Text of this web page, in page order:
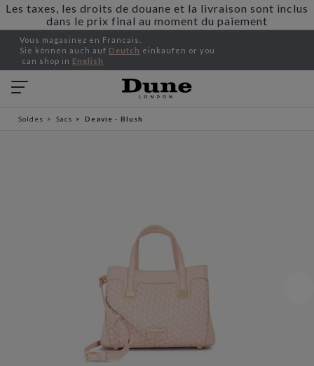
Les taxes, les droits de douane et la livraison sont inclus
dans le prix final au moment du paiement
Vous magasinez en Francais.
Sie können auch auf Deutch einkaufen or you
can shop in English
Soldes Sacs Deavie - Blush